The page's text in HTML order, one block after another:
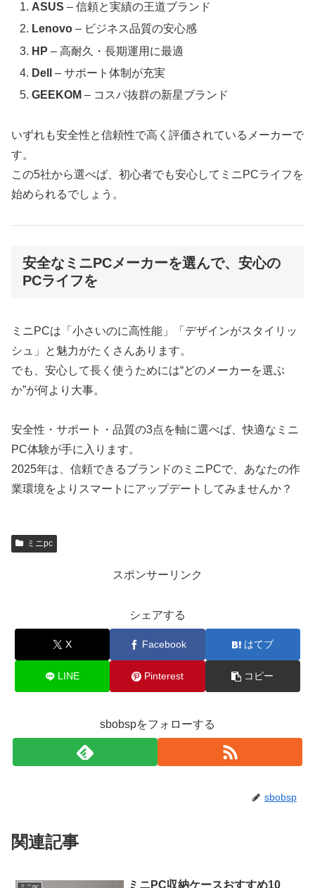
ASUS – 信頼と実績の王道ブランド
Lenovo – ビジネス品質の安心感
HP – 高耐久・長期運用に最適
Dell
– サポート体制が充実
GEEKOM – コスパ抜群の新星ブランド
いずれも安全性と信頼性で高く評価されているメーカーで
す。
この5社から選べば、初心者でも安心してミニPCライフを
始められるでしょう。
安全なミニPCメーカーを選んで、安心の
PCライフを
ミニPCは「小さいのに高性能」「デザインがスタイリッ
シュ」と魅力がたくさんあります。
でも、安心して長く使うためには“どのメーカーを選ぶ
か”が何より大事。
安全性・サポート・品質の3点を軸に選べば、快適なミニ
PC体験が手に入ります。
2025年は、信頼できるブランドのミニPCで、あなたの作
業環境をよりスマートにアップデートしてみませんか？
ミニpc
スポンサーリンク
シェアする
X Facebook はてブ
LINE Pinterest コピー
sbobspをフォローする
sbobsp
関連記事
ミニPC収納ケースおすすめ10